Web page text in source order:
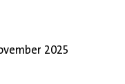
2025